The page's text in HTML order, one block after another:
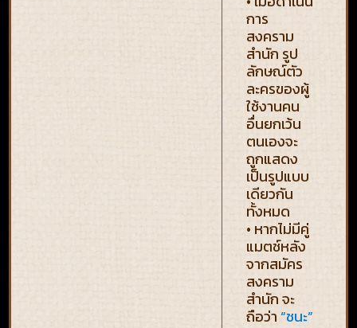
การ
สงคราม
สำนัก รูป
ลักษณ์ตัว
ละครของผู้
ใช้งานคน
อื่นยกเว้น
ตนเองจะ
ถูกแสดง
เป็นรูปแบบ
เดียวกัน
ทั้งหมด
• หากไม่มีคู่
แมตช์หลัง
จากสมัคร
สงคราม
สำนัก จะ
ถือว่า “ชนะ”